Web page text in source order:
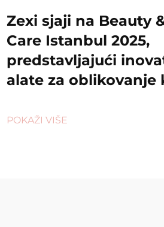
Zexi sjaji na Beauty
Care Istanbul 2025,
predstavljajući
alate za oblikovanje
POKAŽI VIŠE